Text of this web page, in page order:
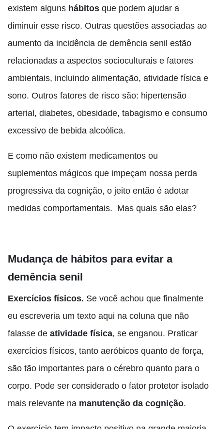
existem alguns hábitos que podem ajudar a
diminuir esse risco. Outras questões associadas ao
aumento da incidência de demência senil estão
relacionadas a aspectos socioculturais e fatores
ambientais, incluindo alimentação, atividade física e
sono. Outros fatores de risco são: hipertensão
arterial, diabetes, obesidade, tabagismo e consumo
excessivo de bebida alcoólica.
E como não existem medicamentos ou
suplementos mágicos que impeçam nossa perda
progressiva da cognição, o jeito então é adotar
medidas comportamentais. Mas quais são elas?
Mudança de hábitos para evitar a
demência senil
Exercícios físicos. Se você achou que finalmente
eu escreveria um texto aqui na coluna que não
falasse de atividade física, se enganou. Praticar
exercícios físicos, tanto aeróbicos quanto de força,
são tão importantes para o cérebro quanto para o
corpo. Pode ser considerado o fator protetor isolado
mais relevante na manutenção da cognição.